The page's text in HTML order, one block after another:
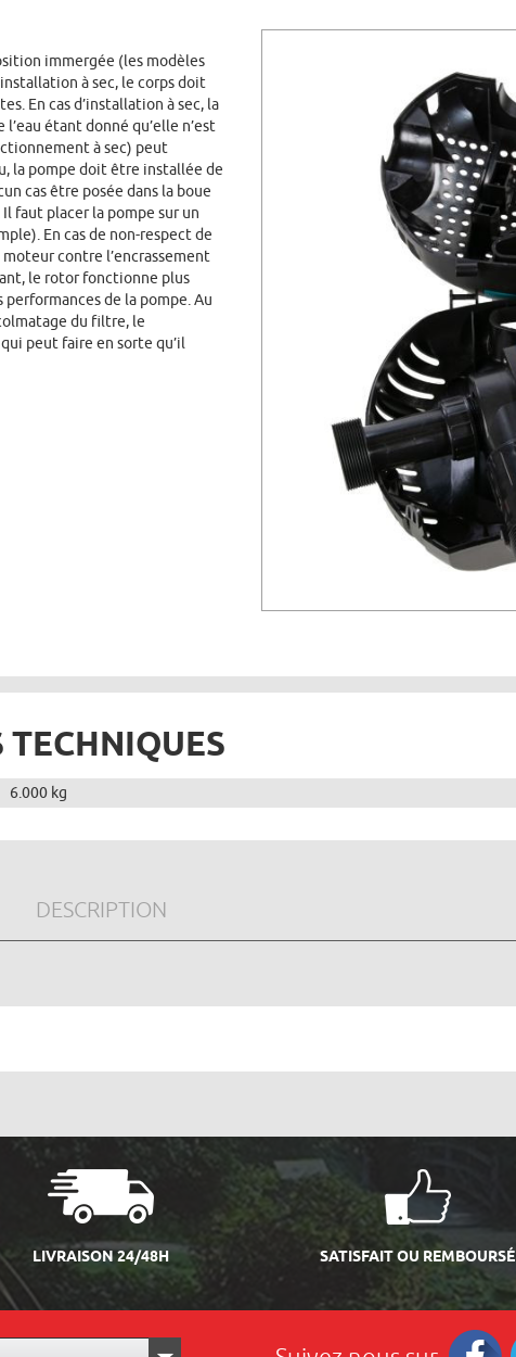
immergée (les modèles
à sec, le corps doit
En cas d’installation à sec, la
étant donné qu’elle n’est
à sec) peut
la pompe doit être installée de
cas être posée dans la boue
faut placer la pompe sur un
En cas de non-respect de
contre l’encrassement
le rotor fonctionne plus
de la pompe. Au
du filtre, le
peut faire en sorte qu’il
TECHNIQUES
6.000 kg
DESCRIPTION
LIVRAISON 24/48H SATISFAIT OU REMBOURSÉ